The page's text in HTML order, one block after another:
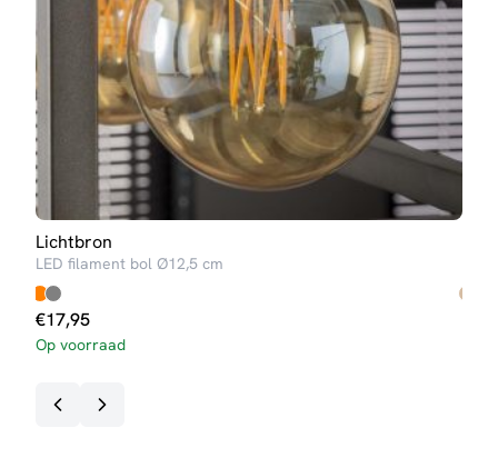
Lichtbron
LED filament bol Ø12,5 cm
€17,95
Op voorraad